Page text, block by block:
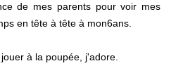
de mes parents pour voir mes
en tête à tête à mon6ans.
à la poupée, j'adore.